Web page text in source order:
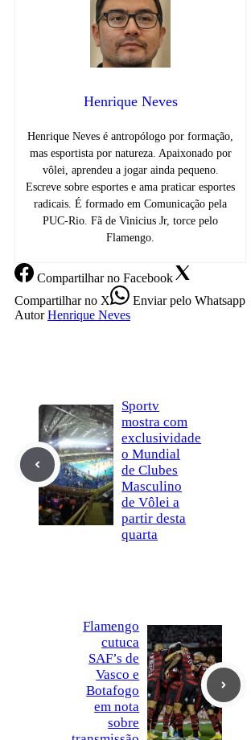
Henrique Neves
Henrique Neves é antropólogo por formação,
mas esportista por natureza. Apaixonado por
vôlei, aprendeu a jogar ainda pequeno.
Escreve sobre esportes e ama praticar esportes
radicais. É formado em Comunicação pela
PUC-Rio. Fã de Vinicius Jr, torce pelo
Flamengo.
Compartilharno Facebook
Compartilharno X Enviarpelo Whatsapp
Autor Henrique Neves
Sportv
mostra com
exclusividade
o Mundial
de Clubes
Masculino
de Vôlei a
partir desta
quarta
Flamengo
cutuca
SAF’s de
Vasco e
Botafogo
em nota
sobre